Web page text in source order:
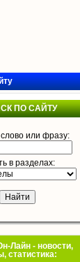
ПО САЙТУ
или фразу:
в разделах:
Лайн - новости,
статистика: